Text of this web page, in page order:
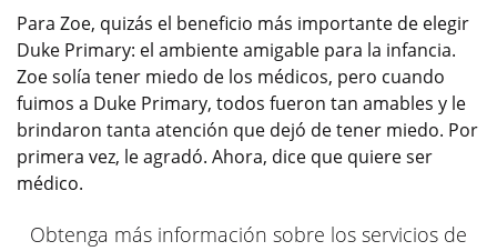
Para Zoe, quizás el beneficio más importante de elegir
Duke Primary: el ambiente amigable para la infancia.
Zoe solía tener miedo de los médicos, pero cuando
fuimos a Duke Primary, todos fueron tan amables y le
brindaron tanta atención que dejó de tener miedo. Por
primera vez, le agradó. Ahora, dice que quiere ser
médico.
Obtenga más información sobre los servicios de